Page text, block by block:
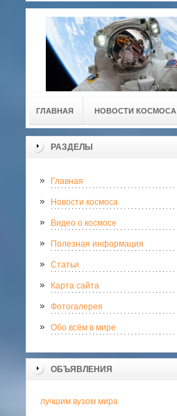
ГЛАВНАЯ НОВОСТИ КОСМОСА
РАЗДЕЛЫ
Главная
Новости космоса
Видео о космосе
Полезная информация
Статьи
Карта сайта
Фотогалерея
Обо всём в мире
ОБЪЯВЛЕНИЯ
лучшим вузом мира